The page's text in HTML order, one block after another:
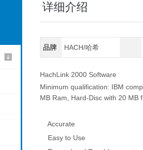
详细介绍
品牌 HACH/哈希
HachLink 2000 Software
Minimum qualification: IBM
MB Ram, Hard-Disc with 20
Accurate
Easy to Use